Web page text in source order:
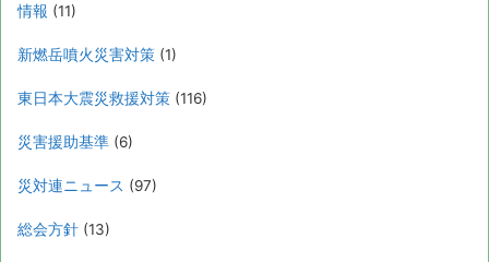
情報 (11)
新燃岳噴火災害対策 (1)
東日本大震災救援対策 (116)
災害援助基準 (6)
災対連ニュース (97)
総会方針 (13)